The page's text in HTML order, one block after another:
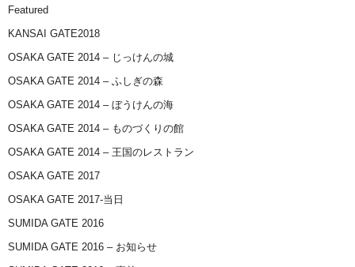
Featured
KANSAI GATE2018
OSAKA GATE 2014 – じっけんの城
OSAKA GATE 2014 – ふしぎの森
OSAKA GATE 2014 – ぼうけんの海
OSAKA GATE 2014 – ものづくりの館
OSAKA GATE 2014 – 王国のレストラン
OSAKA GATE 2017
OSAKA GATE 2017-当日
SUMIDA GATE 2016
SUMIDA GATE 2016 – お知らせ